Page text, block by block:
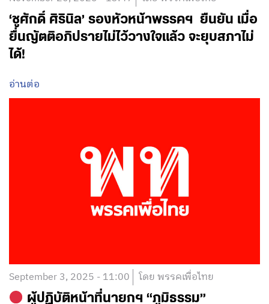
‘ชูศักดิ์ ศิรินิล’ รองหัวหน้าพรรคฯ ยืนยัน เมื่อ
ยื่นญัตติอภิปรายไม่ไว้วางใจแล้ว จะยุบสภาไม่
ได้!
อ่านต่อ
September 3, 2025 - 11:00 โดย พรรคเพื่อไทย
ผู้ปฏิบัติหน้าที่นายกฯ “ภูมิธรรม”